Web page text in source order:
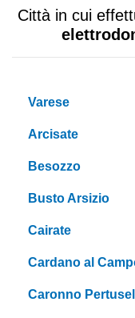
Città in cui
Varese
Arcisate
Besozzo
Busto Arsizio
Cairate
Cardano al
Caronno